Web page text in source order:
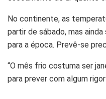
No continente, as
partir de sábado, mas
para a época. Prevê-se
“O mês frio costuma ser
para prever com algum